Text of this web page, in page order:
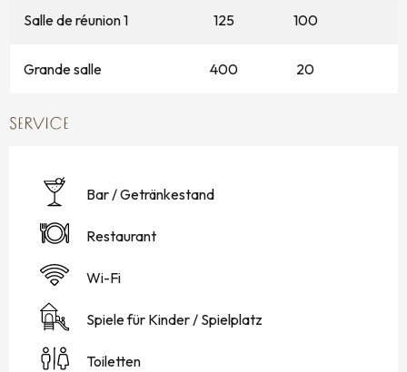
Salle de réunion 1 125 100
Grande salle 400 20
SERVICE
Bar / Getränkestand
Restaurant
Wi-Fi
Spiele für Kinder / Spielplatz
Toiletten